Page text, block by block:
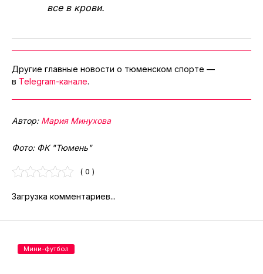
все в крови.
Другие главные новости о тюменском спорте —
в Telegram-канале.
Автор: Мария Минухова
Фото: ФК "Тюмень"
( 0 )
Загрузка комментариев...
Мини-футбол